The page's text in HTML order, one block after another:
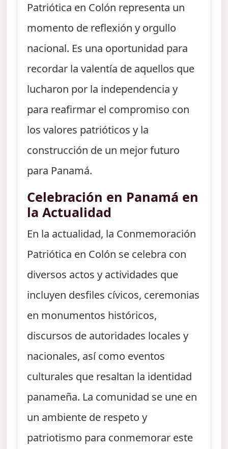
Patriótica en Colón representa un
momento de reflexión y orgullo
nacional. Es una oportunidad para
recordar la valentía de aquellos que
lucharon por la independencia y
para reafirmar el compromiso con
los valores patrióticos y la
construcción de un mejor futuro
para Panamá.
Celebración en Panamá en
la Actualidad
En la actualidad, la Conmemoración
Patriótica en Colón se celebra con
diversos actos y actividades que
incluyen desfiles cívicos, ceremonias
en monumentos históricos,
discursos de autoridades locales y
nacionales, así como eventos
culturales que resaltan la identidad
panameña. La comunidad se une en
un ambiente de respeto y
patriotismo para conmemorar este